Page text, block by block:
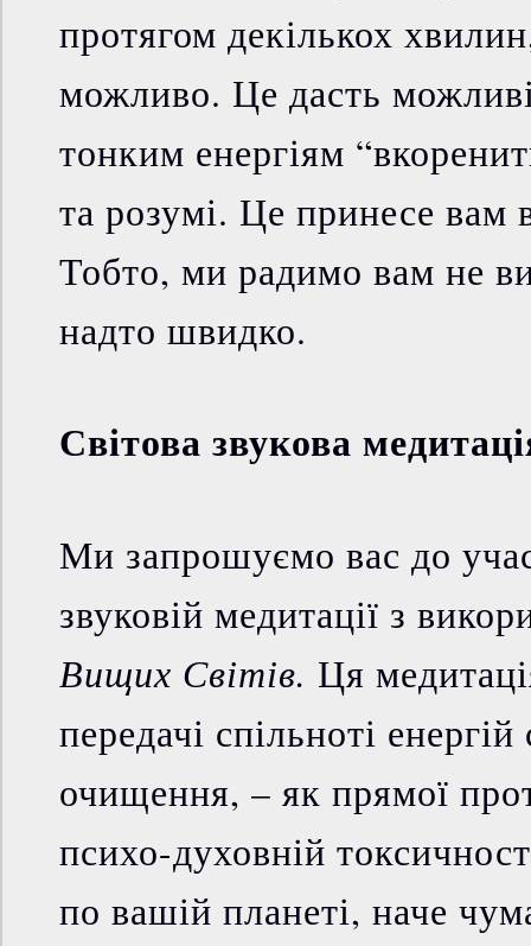
протягом декількох
можливо. Це дасть
тонким енергіям
та розумі. Це принесе вам
Тобто, ми радимо вам не
надто швидко.
Світова звукова
Ми запрошуємо вас до
звуковій медитації з
Вищих Світів. Ця
передачі спільноті
очищення, – як прямої
психо-духовній
по вашій планеті, наче